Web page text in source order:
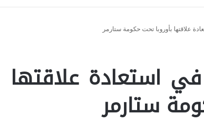
علاقتها بأوروبا تحت حكومة ستارمر
استعادة علاقتها
ستارمر